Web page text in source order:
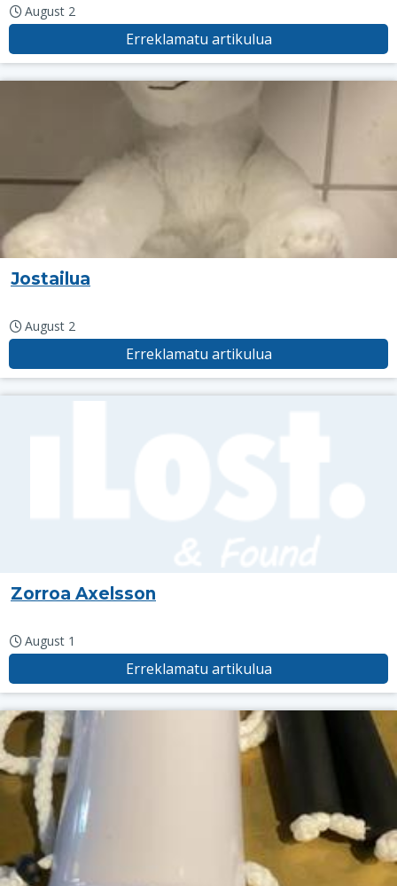
August 2
Erreklamatu artikulua
Jostailua
August 2
Erreklamatu artikulua
Zorroa Axelsson
August 1
Erreklamatu artikulua